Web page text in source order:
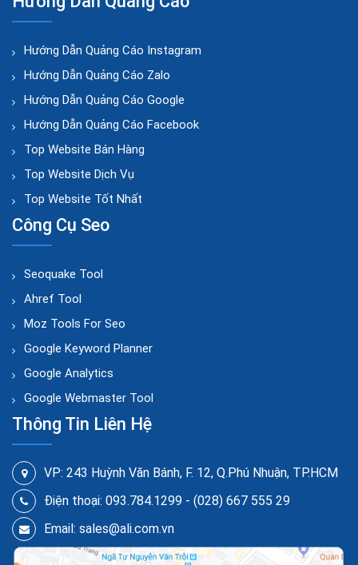
Hướng Dẫn Quảng Cáo Instagram
Hướng Dẫn Quảng Cáo Zalo
Hướng Dẫn Quảng Cáo Google
Hướng Dẫn Quảng Cáo Facebook
Top Website Bán Hàng
Top Website Dịch Vụ
Top Website Tốt Nhất
Công Cụ Seo
Seoquake Tool
Ahref Tool
Moz Tools For Seo
Google Keyword Planner
Google Analytics
Google Webmaster Tool
Thông Tin Liên Hệ
VP: 243 Huỳnh Văn Bánh, F. 12, Q.Phú Nhuận, TP.HCM
Điện thoại: 093.784.1299 - (028) 667 555 29
Email: sales@ali.com.vn